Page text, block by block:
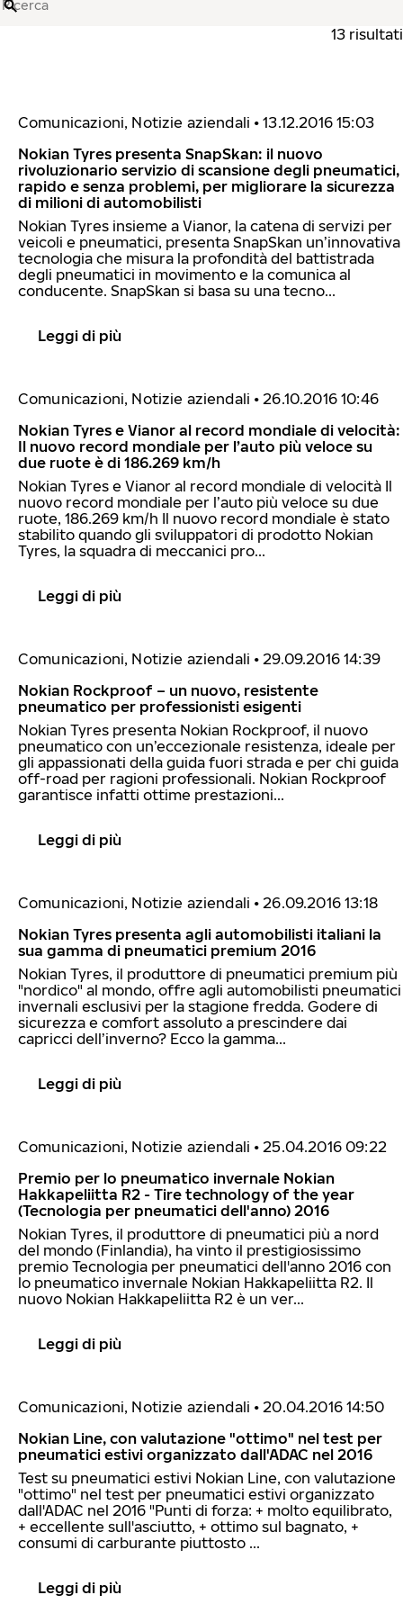
13 risultati
Comunicazioni, Notizie aziendali • 13.12.2016 15:03
Nokian Tyres presenta SnapSkan: il nuovo
rivoluzionario servizio di scansione degli pneumatici,
rapido e senza problemi, per migliorare la sicurezza
di milioni di automobilisti
Nokian Tyres insieme a Vianor, la catena di servizi per
veicoli e pneumatici, presenta SnapSkan un’innovativa
tecnologia che misura la profondità del battistrada
degli pneumatici in movimento e la comunica al
conducente. SnapSkan si basa su una tecno...
Leggi di più
Comunicazioni, Notizie aziendali • 26.10.2016 10:46
Nokian Tyres e Vianor al record mondiale di velocità:
Il nuovo record mondiale per l’auto più veloce su
due ruote è di 186.269 km/h
Nokian Tyres e Vianor al record mondiale di velocità Il
nuovo record mondiale per l’auto più veloce su due
ruote, 186.269 km/h Il nuovo record mondiale è stato
stabilito quando gli sviluppatori di prodotto Nokian
Tyres, la squadra di meccanici pro...
Leggi di più
Comunicazioni, Notizie aziendali • 29.09.2016 14:39
Nokian Rockproof – un nuovo, resistente
pneumatico per professionisti esigenti
Nokian Tyres presenta Nokian Rockproof, il nuovo
pneumatico con un’eccezionale resistenza, ideale per
gli appassionati della guida fuori strada e per chi guida
off-road per ragioni professionali. Nokian Rockproof
garantisce infatti ottime prestazioni...
Leggi di più
Comunicazioni, Notizie aziendali • 26.09.2016 13:18
Nokian Tyres presenta agli automobilisti italiani la
sua gamma di pneumatici premium 2016
Nokian Tyres, il produttore di pneumatici premium più
"nordico" al mondo, offre agli automobilisti pneumatici
invernali esclusivi per la stagione fredda. Godere di
sicurezza e comfort assoluto a prescindere dai
capricci dell’inverno? Ecco la gamma...
Leggi di più
Comunicazioni, Notizie aziendali • 25.04.2016 09:22
Premio per lo pneumatico invernale Nokian
Hakkapeliitta R2 - Tire technology of the year
(Tecnologia per pneumatici dell'anno) 2016
Nokian Tyres, il produttore di pneumatici più a nord
del mondo (Finlandia), ha vinto il prestigiosissimo
premio Tecnologia per pneumatici dell'anno 2016 con
lo pneumatico invernale Nokian Hakkapeliitta R2. Il
nuovo Nokian Hakkapeliitta R2 è un ver...
Leggi di più
Comunicazioni, Notizie aziendali • 20.04.2016 14:50
Nokian Line, con valutazione "ottimo" nel test per
pneumatici estivi organizzato dall'ADAC nel 2016
Test su pneumatici estivi Nokian Line, con valutazione
"ottimo" nel test per pneumatici estivi organizzato
dall'ADAC nel 2016 "Punti di forza: + molto equilibrato,
+ eccellente sull'asciutto, + ottimo sul bagnato, +
consumi di carburante piuttosto ...
Leggi di più